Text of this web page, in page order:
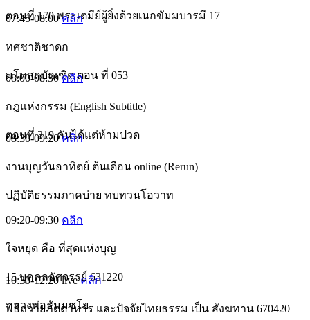
ตอนที่ 170 พระเตมีย์ผู้ยิ่งด้วยเนกขัมมบารมี 17
07:45-08:00คลิก
ทศชาติชาดก
มโหสถบัณฑิต ตอน ที่ 053
08:00-08:30คลิก
กฎแห่งกรรม (English Subtitle)
ตอนที่ 319 คันได้แต่ห้ามปวด
08:30-09:20คลิก
งานบุญวันอาทิตย์ ต้นเดือน online (Rerun)
ปฏิบัติธรรมภาคบ่าย ทบทวนโอวาท
09:20-09:30 คลิก
ใจหยุด คือ ที่สุดแห่งบุญ
15 บุคคลอัศจรรย์ 631220
หลวงพ่อธัมมชโย
10:30-12:20live คลิก
พิธีถวายภัตตาหาร และปัจจัยไทยธรรม เป็น สังฆทาน 670420